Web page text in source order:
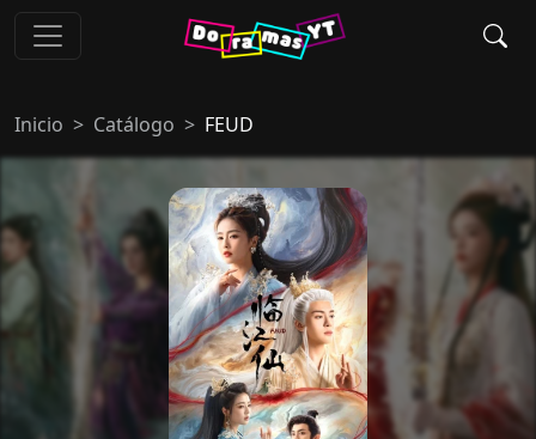
Inicio Catálogo FEUD